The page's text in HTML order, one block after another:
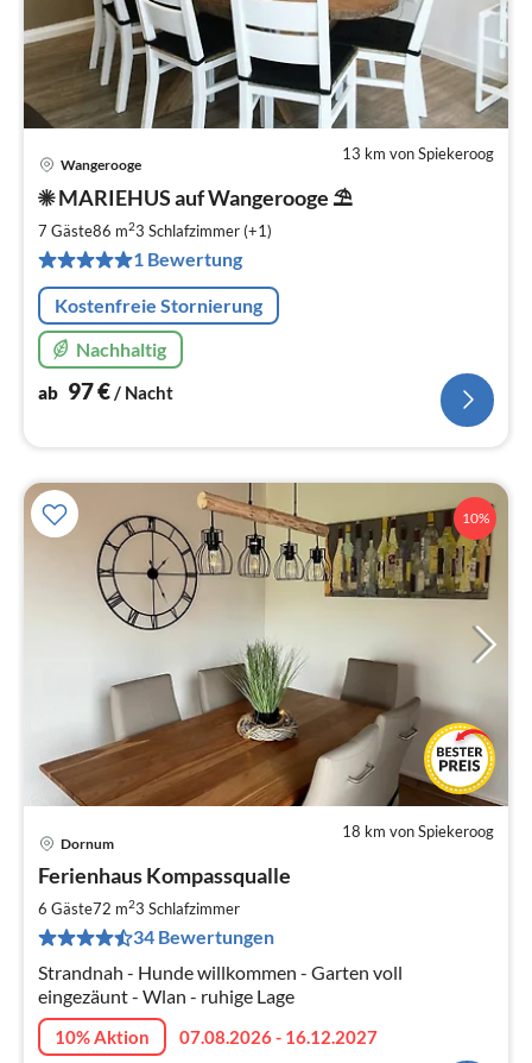
13 km von Spiekeroog
Wangerooge
☀ MARIEHUS auf Wangerooge ⛱
7 Gäste86 m23 Schlafzimmer (+1)
1 Bewertung
Kostenfreie Stornierung
Nachhaltig
ab 97€/ Nacht
10%
18 km von Spiekeroog
Dornum
Ferienhaus Kompassqualle
6 Gäste72 m23 Schlafzimmer
34 Bewertungen
Strandnah - Hunde willkommen - Garten voll
eingezäunt - Wlan - ruhige Lage
10% Aktion
07.08.2026 - 16.12.2027